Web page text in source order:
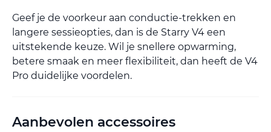
Geef je de voorkeur aan conductie-trekken en
langere sessieopties, dan is de Starry V4 een
uitstekende keuze. Wil je snellere opwarming,
betere smaak en meer flexibiliteit, dan heeft de V4
Pro duidelijke voordelen.
Aanbevolen accessoires